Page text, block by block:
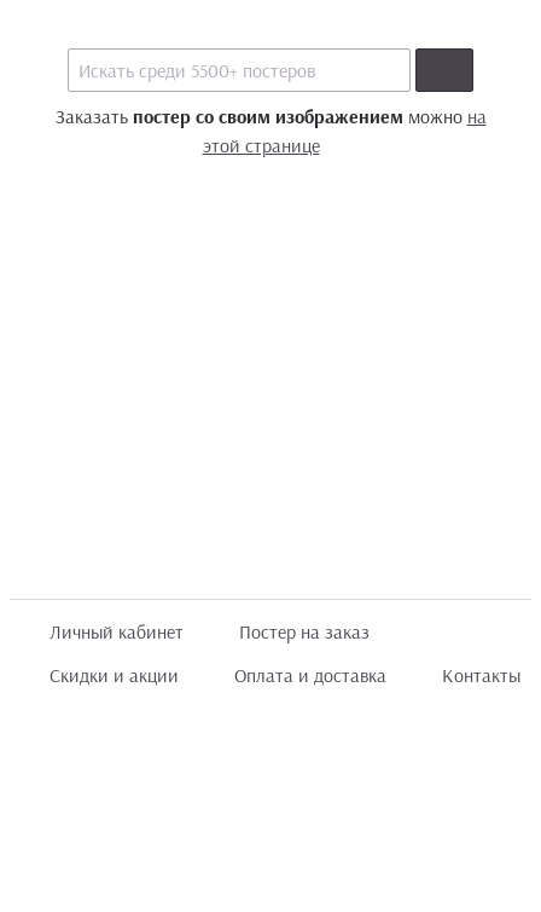
Заказать постер со своим изображением можно на
этой странице
Личный кабинет
Постер на заказ
Скидки и акции
Оплата и доставка
Контакты